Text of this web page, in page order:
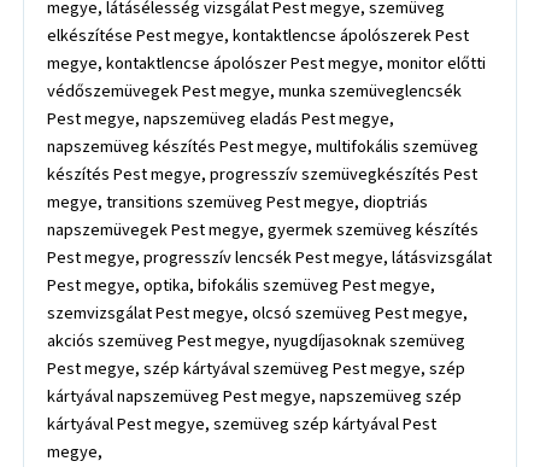
megye, látásélesség vizsgálat Pest megye, szemüveg
elkészítése Pest megye, kontaktlencse ápolószerek Pest
megye, kontaktlencse ápolószer Pest megye, monitor előtti
védőszemüvegek Pest megye, munka szemüveglencsék
Pest megye, napszemüveg eladás Pest megye,
napszemüveg készítés Pest megye, multifokális szemüveg
készítés Pest megye, progresszív szemüvegkészítés Pest
megye, transitions szemüveg Pest megye, dioptriás
napszemüvegek Pest megye, gyermek szemüveg készítés
Pest megye, progresszív lencsék Pest megye, látásvizsgálat
Pest megye, optika, bifokális szemüveg Pest megye,
szemvizsgálat Pest megye, olcsó szemüveg Pest megye,
akciós szemüveg Pest megye, nyugdíjasoknak szemüveg
Pest megye, szép kártyával szemüveg Pest megye, szép
kártyával napszemüveg Pest megye, napszemüveg szép
kártyával Pest megye, szemüveg szép kártyával Pest
megye,